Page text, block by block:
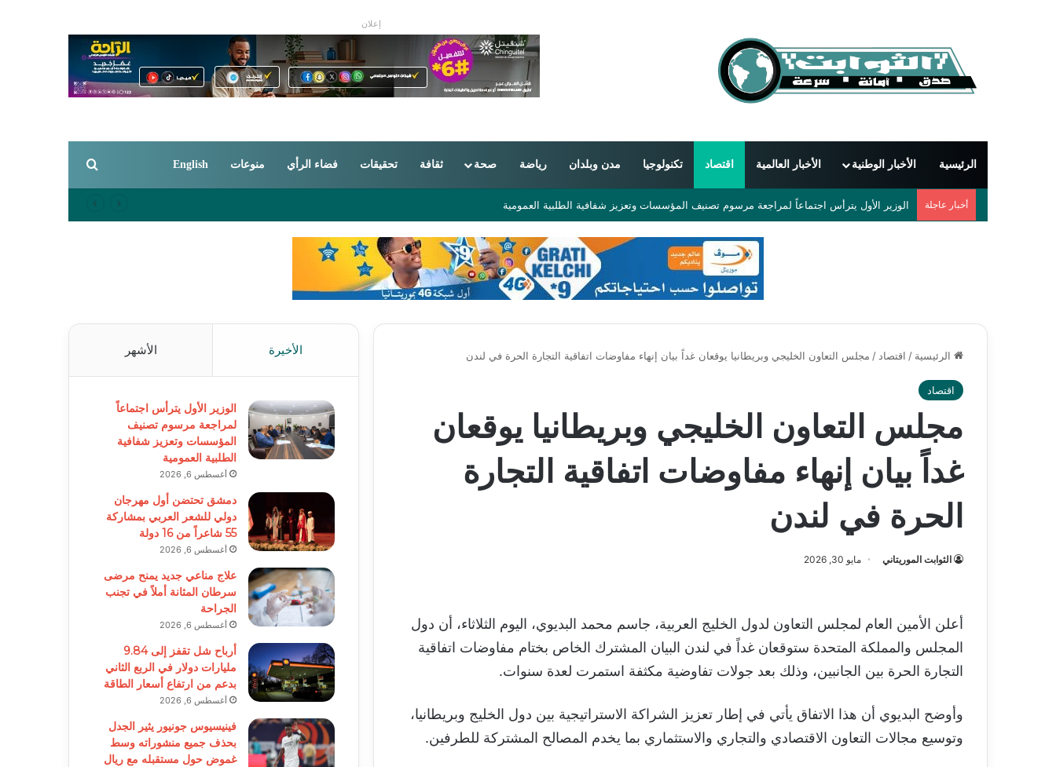
إعلان
الرئيسية الأخبار الوطنية الأخبار العالمية اقتصاد تكنولوجيا مدن وبلدان رياضة صحة ثقافة تحقيقات فضاء الرأي منوعات English بحث عن
أخبار عاجلة دمشق تحتضن أول مهرجان دولي للشعر العربي بمشاركة 55 شاعراً من 16 دولة
الرئيسية / اقتصاد / مجلس التعاون الخليجي وبريطانيا يوقعان غداً بيان إنهاء مفاوضات اتفاقية التجارة الحرة في لندن
اقتصاد
مجلس التعاون الخليجي وبريطانيا يوقعان
غداً بيان إنهاء مفاوضات اتفاقية التجارة
الحرة في لندن
الثوابت الموريتاني مايو 30, 2026
أعلن الأمين العام لمجلس التعاون لدول الخليج العربية، جاسم محمد البديوي، اليوم الثلاثاء، أن دول
المجلس والمملكة المتحدة ستوقعان غداً في لندن البيان المشترك الخاص بختام مفاوضات اتفاقية
التجارة الحرة بين الجانبين، وذلك بعد جولات تفاوضية مكثفة استمرت لعدة سنوات.
وأوضح البديوي أن هذا الاتفاق يأتي في إطار تعزيز الشراكة الاستراتيجية بين دول الخليج وبريطانيا،
وتوسيع مجالات التعاون الاقتصادي والتجاري والاستثماري بما يخدم المصالح المشتركة للطرفين.
الأخيرة الأشهر
الوزير الأول يترأس اجتماعاً
لمراجعة مرسوم تصنيف
المؤسسات وتعزيز شفافية
الطلبية العمومية
أغسطس 6, 2026
دمشق تحتضن أول مهرجان
دولي للشعر العربي بمشاركة
55 شاعراً من 16 دولة
أغسطس 6, 2026
علاج مناعي جديد يمنح مرضى
سرطان المثانة أملاً في تجنب
الجراحة
أغسطس 6, 2026
أرباح شل تقفز إلى 9.84
مليارات دولار في الربع الثاني
بدعم من ارتفاع أسعار الطاقة
أغسطس 6, 2026
فينيسيوس جونيور يثير الجدل
بحذف جميع منشوراته وسط
غموض حول مستقبله مع ريال